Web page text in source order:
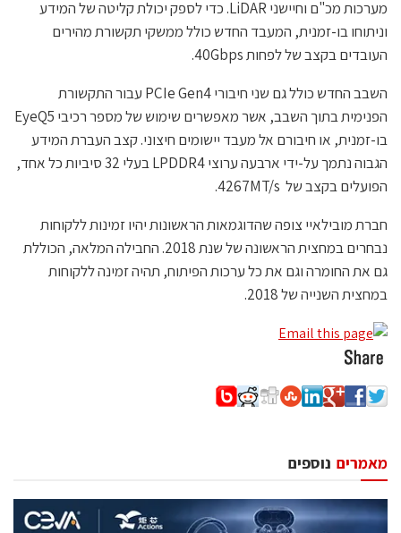
מערכות מכ"ם וחיישני LiDAR. כדי לספק יכולת קליטה של המידע
וניתוחו בו-זמנית, המעבד החדש כולל ממשקי תקשורת מהירים
העובדים בקצב של לפחות 40Gbps.
השבב החדש כולל גם שני חיבורי PCIe Gen4 עבור התקשורת
הפנימית בתוך השבב, אשר מאפשרים שימוש של מספר רכיבי EyeQ5
בו-זמנית, או חיבורם אל מעבד יישומים חיצוני. קצב העברת המידע
הגבוה נתמך על-ידי ארבעה ערוצי LPDDR4 בעלי 32 סיביות כל אחד,
הפועלים בקצב של 4267MT/s.
חברת מובילאיי צופה שהדוגמאות הראשונות יהיו זמינות ללקוחות
נבחרים במחצית הראשונה של שנת 2018. החבילה המלאה, הכוללת
גם את החומרה וגם את כל ערכות הפיתוח, תהיה זמינה ללקוחות
במחצית השנייה של 2018.
נוספים מאמרים